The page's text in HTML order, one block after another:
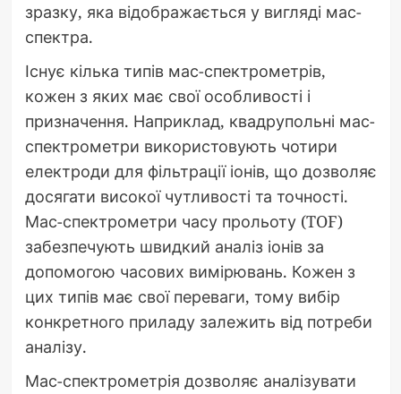
зразку, яка відображається у вигляді мас-
спектра.
Існує кілька типів мас-спектрометрів,
кожен з яких має свої особливості і
призначення. Наприклад, квадрупольні мас-
спектрометри використовують чотири
електроди для фільтрації іонів, що дозволяє
досягати високої чутливості та точності.
Мас-спектрометри часу прольоту (TOF)
забезпечують швидкий аналіз іонів за
допомогою часових вимірювань. Кожен з
цих типів має свої переваги, тому вибір
конкретного приладу залежить від потреби
аналізу.
Мас-спектрометрія дозволяє аналізувати